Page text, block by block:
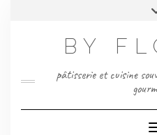
BY
pâtisserie et cuisine